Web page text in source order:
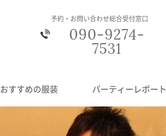
予約・お問い合わせ総合受付窓口
090-9274-
7531
おすすめの服装 パーティーレポート